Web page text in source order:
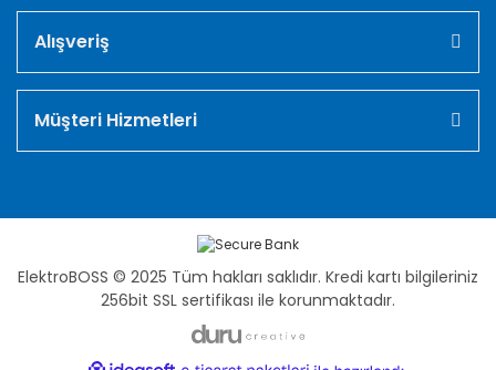
Alışveriş
Müşteri Hizmetleri
ElektroBOSS © 2025 Tüm hakları saklıdır. Kredi kartı bilgileriniz
256bit SSL sertifikası ile korunmaktadır.